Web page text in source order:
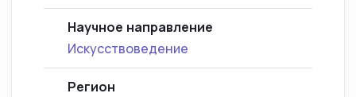
Научное направление
Искусствоведение
Регион